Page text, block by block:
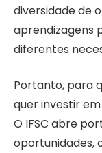
diversidade de
aprendizagens
diferentes
Portanto, para
quer investir
O IFSC abre
oportunidades,